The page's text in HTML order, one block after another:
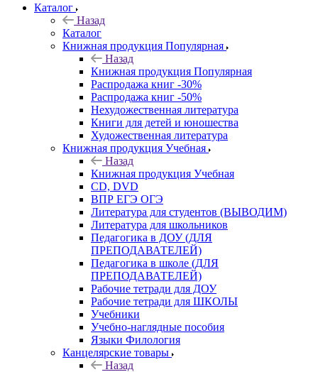
Каталог
Назад
Каталог
Книжная продукция Популярная
Назад
Книжная продукция Популярная
Распродажа книг -30%
Распродажа книг -50%
Нехудожественная литература
Книги для детей и юношества
Художественная литература
Книжная продукция Учебная
Назад
Книжная продукция Учебная
CD, DVD
ВПР ЕГЭ ОГЭ
Литература для студентов (ВЫВОДИМ)
Литература для школьников
Педагогика в ДОУ (ДЛЯ
ПРЕПОДАВАТЕЛЕЙ)
Педагогика в школе (ДЛЯ
ПРЕПОДАВАТЕЛЕЙ)
Рабочие тетради для ДОУ
Рабочие тетради для ШКОЛЫ
Учебники
Учебно-наглядные пособия
Языки Филология
Канцелярские товары
Назад